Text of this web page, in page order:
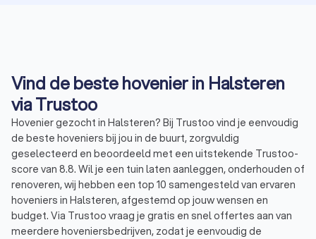
Vind de beste hovenier in Halsteren
via Trustoo
Hovenier gezocht in Halsteren? Bij Trustoo vind je eenvoudig
de beste hoveniers bij jou in de buurt, zorgvuldig
geselecteerd en beoordeeld met een uitstekende Trustoo-
score van 8.8. Wil je een tuin laten aanleggen, onderhouden of
renoveren, wij hebben een top 10 samengesteld van ervaren
hoveniers in Halsteren, afgestemd op jouw wensen en
budget. Via Trustoo vraag je gratis en snel offertes aan van
meerdere hoveniersbedrijven, zodat je eenvoudig de